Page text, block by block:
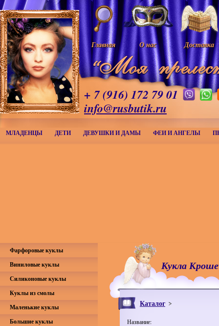
Главная О нас Доставка
+ 7 (916) 172 79 01
info@rusbutik.ru
МЛАДЕНЦЫ ДЕТИ ДЕВУШКИ И ДАМЫ ФЕИ И АНГЕЛЫ
Кукла
Каталог
Название:
Фарфоровые куклы
Виниловые куклы
Силиконовые куклы
Куклы из смолы
Маленькие куклы
Большие куклы